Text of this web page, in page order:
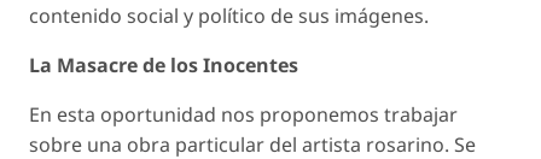
contenido social y político de sus imágenes.
La Masacre de los Inocentes
En esta oportunidad nos proponemos trabajar
sobre una obra particular del artista rosarino. Se